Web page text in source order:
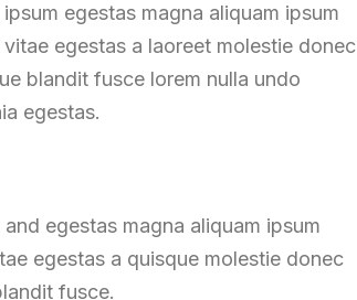
egestas magna aliquam ipsum
egestas a laoreet molestie donec
blandit fusce lorem nulla undo
egestas.
egestas magna aliquam ipsum
egestas a quisque molestie donec
fusce.